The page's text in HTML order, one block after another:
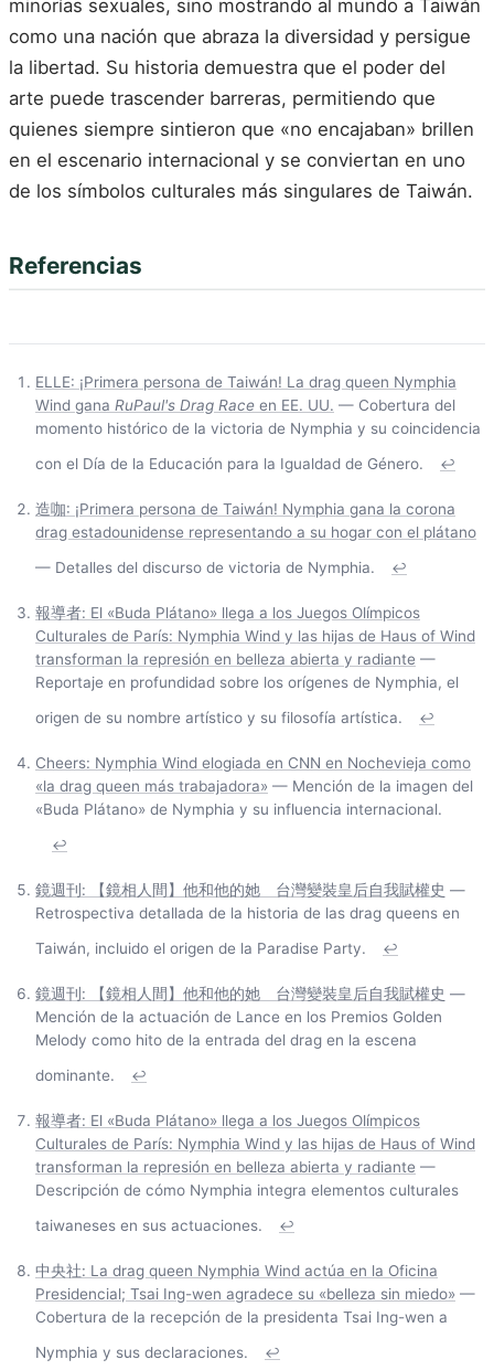
minorías sexuales, sino mostrando al mundo a Taiwán
como una nación que abraza la diversidad y persigue
la libertad. Su historia demuestra que el poder del
arte puede trascender barreras, permitiendo que
quienes siempre sintieron que «no encajaban» brillen
en el escenario internacional y se conviertan en uno
de los símbolos culturales más singulares de Taiwán.
Referencias
ELLE: ¡Primera persona de Taiwán! La drag queen Nymphia
Wind gana RuPaul's Drag Race en EE. UU. — Cobertura del
momento histórico de la victoria de Nymphia y su coincidencia
con el Día de la Educación para la Igualdad de Género.
↩
造咖: ¡Primera persona de Taiwán! Nymphia gana la corona
drag estadounidense representando a su hogar con el plátano
— Detalles del discurso de victoria de Nymphia.
↩
報導者: El «Buda Plátano» llega a los Juegos Olímpicos
Culturales de París: Nymphia Wind y las hijas de Haus of Wind
transforman la represión en belleza abierta y radiante —
Reportaje en profundidad sobre los orígenes de Nymphia, el
origen de su nombre artístico y su filosofía artística.
↩
Cheers: Nymphia Wind elogiada en CNN en Nochevieja como
«la drag queen más trabajadora» — Mención de la imagen del
«Buda Plátano» de Nymphia y su influencia internacional.
↩
鏡週刊: 【鏡相人間】他和他的她 台灣變裝皇后自我賦權史 —
Retrospectiva detallada de la historia de las drag queens en
Taiwán, incluido el origen de la Paradise Party.
↩
鏡週刊: 【鏡相人間】他和他的她 台灣變裝皇后自我賦權史 —
Mención de la actuación de Lance en los Premios Golden
Melody como hito de la entrada del drag en la escena
dominante.
↩
報導者: El «Buda Plátano» llega a los Juegos Olímpicos
Culturales de París: Nymphia Wind y las hijas de Haus of Wind
transforman la represión en belleza abierta y radiante —
Descripción de cómo Nymphia integra elementos culturales
taiwaneses en sus actuaciones.
↩
中央社: La drag queen Nymphia Wind actúa en la Oficina
Presidencial; Tsai Ing-wen agradece su «belleza sin miedo» —
Cobertura de la recepción de la presidenta Tsai Ing-wen a
Nymphia y sus declaraciones.
↩